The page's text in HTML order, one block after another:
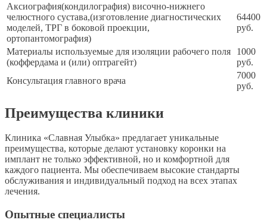
Аксиография(кондилография) височно-нижнего
челюстного сустава,(изготовление диагностических
моделей, ТРГ в боковой проекции,
ортопантомография)
64400
руб.
Материалы используемые для изоляции рабочего поля
(коффердама и (или) оптрагейт)
1000
руб.
Консультация главного врача
7000
руб.
Преимущества клиники
Клиника «Славная Улыбка» предлагает уникальные
преимущества, которые делают установку коронки на
имплант не только эффективной, но и комфортной для
каждого пациента. Мы обеспечиваем высокие стандарты
обслуживания и индивидуальный подход на всех этапах
лечения.
Опытные специалисты